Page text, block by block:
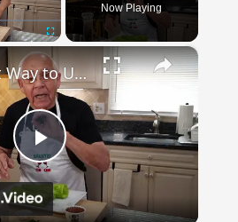
Now Playing
×
Play
Video
The Best Way to Use Italian Frying Peppers